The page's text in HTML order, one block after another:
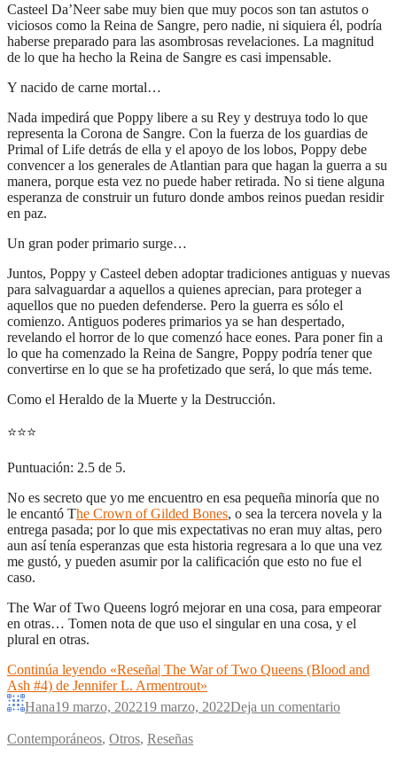
Casteel Da’Neer sabe muy bien que muy pocos son tan astutos o
viciosos como la Reina de Sangre, pero nadie, ni siquiera él, podría
haberse preparado para las asombrosas revelaciones. La magnitud
de lo que ha hecho la Reina de Sangre es casi impensable.
Y nacido de carne mortal…
Nada impedirá que Poppy libere a su Rey y destruya todo lo que
representa la Corona de Sangre. Con la fuerza de los guardias de
Primal of Life detrás de ella y el apoyo de los lobos, Poppy debe
convencer a los generales de Atlantian para que hagan la guerra a su
manera, porque esta vez no puede haber retirada. No si tiene alguna
esperanza de construir un futuro donde ambos reinos puedan residir
en paz.
Un gran poder primario surge…
Juntos, Poppy y Casteel deben adoptar tradiciones antiguas y nuevas
para salvaguardar a aquellos a quienes aprecian, para proteger a
aquellos que no pueden defenderse. Pero la guerra es sólo el
comienzo. Antiguos poderes primarios ya se han despertado,
revelando el horror de lo que comenzó hace eones. Para poner fin a
lo que ha comenzado la Reina de Sangre, Poppy podría tener que
convertirse en lo que se ha profetizado que será, lo que más teme.
Como el Heraldo de la Muerte y la Destrucción.
⭐⭐⭐
Puntuación: 2.5 de 5.
No es secreto que yo me encuentro en esa pequeña minoría que no
le encantó The Crown of Gilded Bones, o sea la tercera novela y la
entrega pasada; por lo que mis expectativas no eran muy altas, pero
aun así tenía esperanzas que esta historia regresara a lo que una vez
me gustó, y pueden asumir por la calificación que esto no fue el
caso.
The War of Two Queens logró mejorar en una cosa, para empeorar
en otras… Tomen nota de que uso el singular en una cosa, y el
plural en otras.
Continúa leyendo «Reseña| The War of Two Queens (Blood and
Ash #4) de Jennifer L. Armentrout»
Hana19 marzo, 202219 marzo, 2022Deja un comentario
Contemporáneos, Otros, Reseñas